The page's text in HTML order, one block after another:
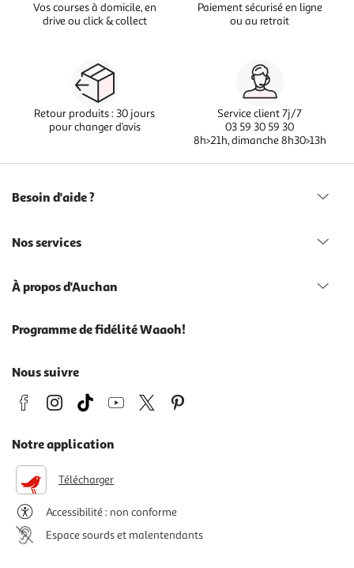
Vos courses à domicile, en
drive ou click & collect
Paiement sécurisé en ligne
ou au retrait
Retour produits : 30 jours
pour changer d’avis
Service client 7j/7
03 59 30 59 30
8h>21h, dimanche 8h30>13h
Besoin d'aide ?
Nos services
À propos d'Auchan
Programme de fidélité Waaoh!
Nous suivre
Notre application
Télécharger
Accessibilité : non conforme
Espace sourds et malentendants